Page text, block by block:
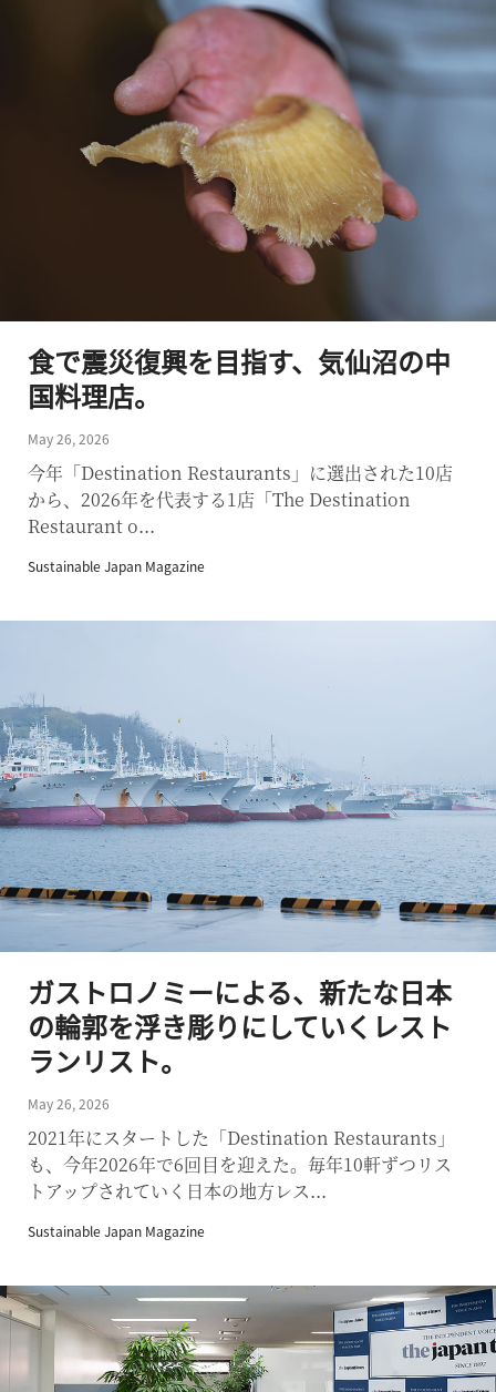
食で震災復興を目指す、気仙沼の中
国料理店。
May 26, 2026
今年「Destination Restaurants」に選出された10店
から、2026年を代表する1店「The Destination
Restaurant o...
Sustainable Japan Magazine
ガストロノミーによる、新たな日本
の輪郭を浮き彫りにしていくレスト
ランリスト。
May 26, 2026
2021年にスタートした「Destination Restaurants」
も、今年2026年で6回目を迎えた。毎年10軒ずつリス
トアップされていく日本の地方レス...
Sustainable Japan Magazine